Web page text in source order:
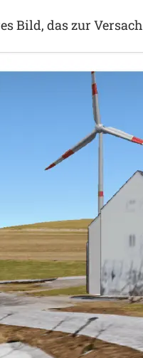
Bild, das zur